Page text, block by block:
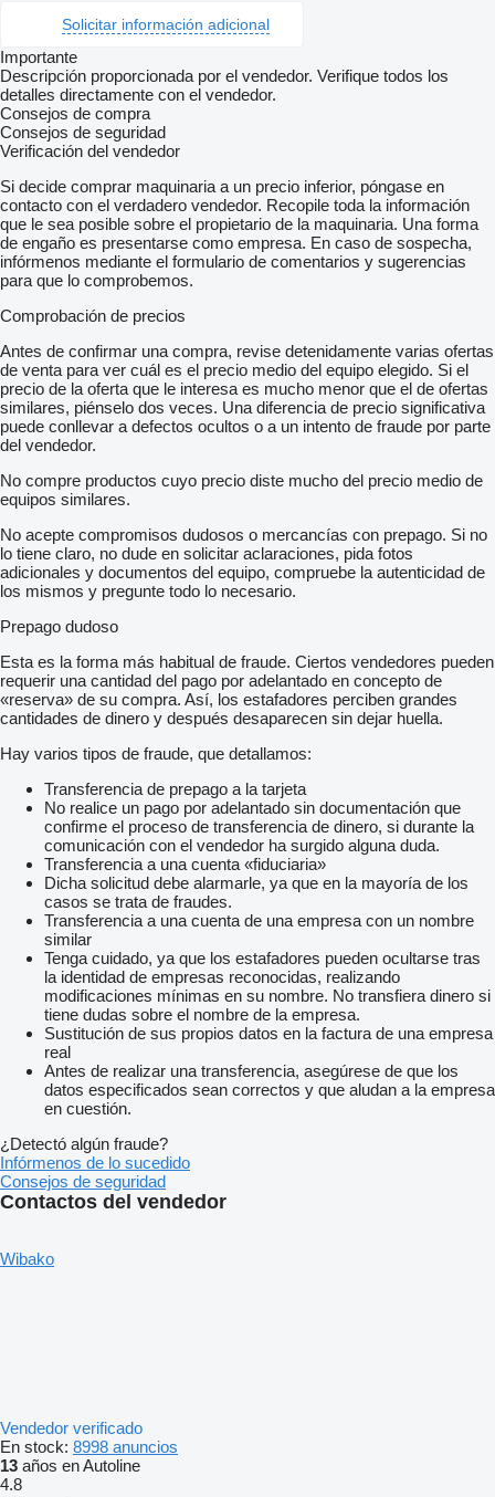
Solicitar información adicional
Importante
Descripción proporcionada por el vendedor. Verifique todos los
detalles directamente con el vendedor.
Consejos de compra
Consejos de seguridad
Verificación del vendedor
Si decide comprar maquinaria a un precio inferior, póngase en
contacto con el verdadero vendedor. Recopile toda la información
que le sea posible sobre el propietario de la maquinaria. Una forma
de engaño es presentarse como empresa. En caso de sospecha,
infórmenos mediante el formulario de comentarios y sugerencias
para que lo comprobemos.
Comprobación de precios
Antes de confirmar una compra, revise detenidamente varias ofertas
de venta para ver cuál es el precio medio del equipo elegido. Si el
precio de la oferta que le interesa es mucho menor que el de ofertas
similares, piénselo dos veces. Una diferencia de precio significativa
puede conllevar a defectos ocultos o a un intento de fraude por parte
del vendedor.
No compre productos cuyo precio diste mucho del precio medio de
equipos similares.
No acepte compromisos dudosos o mercancías con prepago. Si no
lo tiene claro, no dude en solicitar aclaraciones, pida fotos
adicionales y documentos del equipo, compruebe la autenticidad de
los mismos y pregunte todo lo necesario.
Prepago dudoso
Esta es la forma más habitual de fraude. Ciertos vendedores pueden
requerir una cantidad del pago por adelantado en concepto de
«reserva» de su compra. Así, los estafadores perciben grandes
cantidades de dinero y después desaparecen sin dejar huella.
Hay varios tipos de fraude, que detallamos:
Transferencia de prepago a la tarjeta
No realice un pago por adelantado sin documentación que
confirme el proceso de transferencia de dinero, si durante la
comunicación con el vendedor ha surgido alguna duda.
Transferencia a una cuenta «fiduciaria»
Dicha solicitud debe alarmarle, ya que en la mayoría de los
casos se trata de fraudes.
Transferencia a una cuenta de una empresa con un nombre
similar
Tenga cuidado, ya que los estafadores pueden ocultarse tras
la identidad de empresas reconocidas, realizando
modificaciones mínimas en su nombre. No transfiera dinero si
tiene dudas sobre el nombre de la empresa.
Sustitución de sus propios datos en la factura de una empresa
real
Antes de realizar una transferencia, asegúrese de que los
datos especificados sean correctos y que aludan a la empresa
en cuestión.
¿Detectó algún fraude?
Infórmenos de lo sucedido
Consejos de seguridad
Contactos del vendedor
Wibako
Vendedor verificado
En stock: 8998 anuncios
13 años en Autoline
4.8